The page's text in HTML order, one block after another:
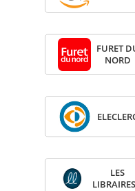
FURET
NORD
LES